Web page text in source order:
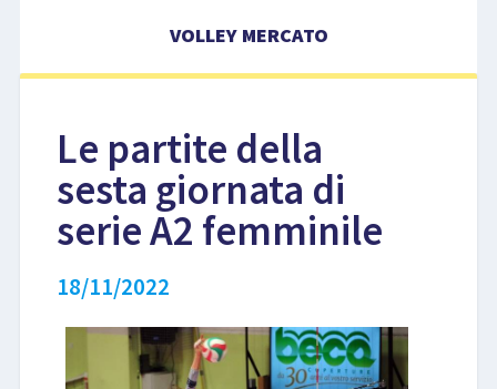
VOLLEY MERCATO
COMPETIZIONI
EVENTI
LIBRI
VOLLEY MERCATO
Le partite della
sesta giornata di
serie A2 femminile
18/11/2022